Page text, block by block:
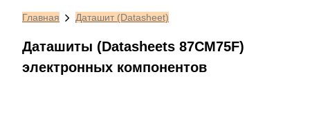
Главная Даташит (Datasheet)
Даташиты (Datasheets 87CM75F)
электронных компонентов